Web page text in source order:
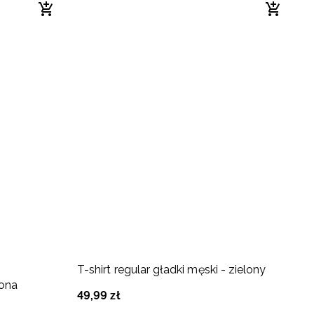
T-shirt regular gładki męski - zielony
49,99 zł